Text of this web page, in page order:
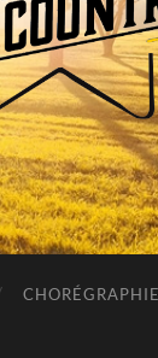
Forever
Country